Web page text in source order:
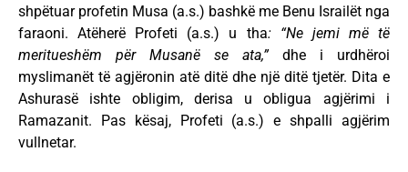
shpëtuar profetin Musa (a.s.) bashkë me Benu Israilët nga
faraoni. Atëherë Profeti (a.s.) u tha: “Ne jemi më të
meritueshëm për Musanë se ata,”dhe i urdhëroi
myslimanët të agjëronin atë ditë dhe një ditë tjetër. Dita e
Ashurasë ishte obligim, derisa u obligua agjërimi i
Ramazanit. Pas kësaj, Profeti (a.s.) e shpalli agjërim
vullnetar.